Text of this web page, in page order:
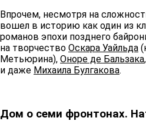
Впрочем, несмотря на
вошел в историю как один из
романов эпохи позднего
на творчество Оскара Уайльда
Метьюрина), Оноре де Бальзака,
и даже Михаила Булгакова.
Дом о семи фронтонах.